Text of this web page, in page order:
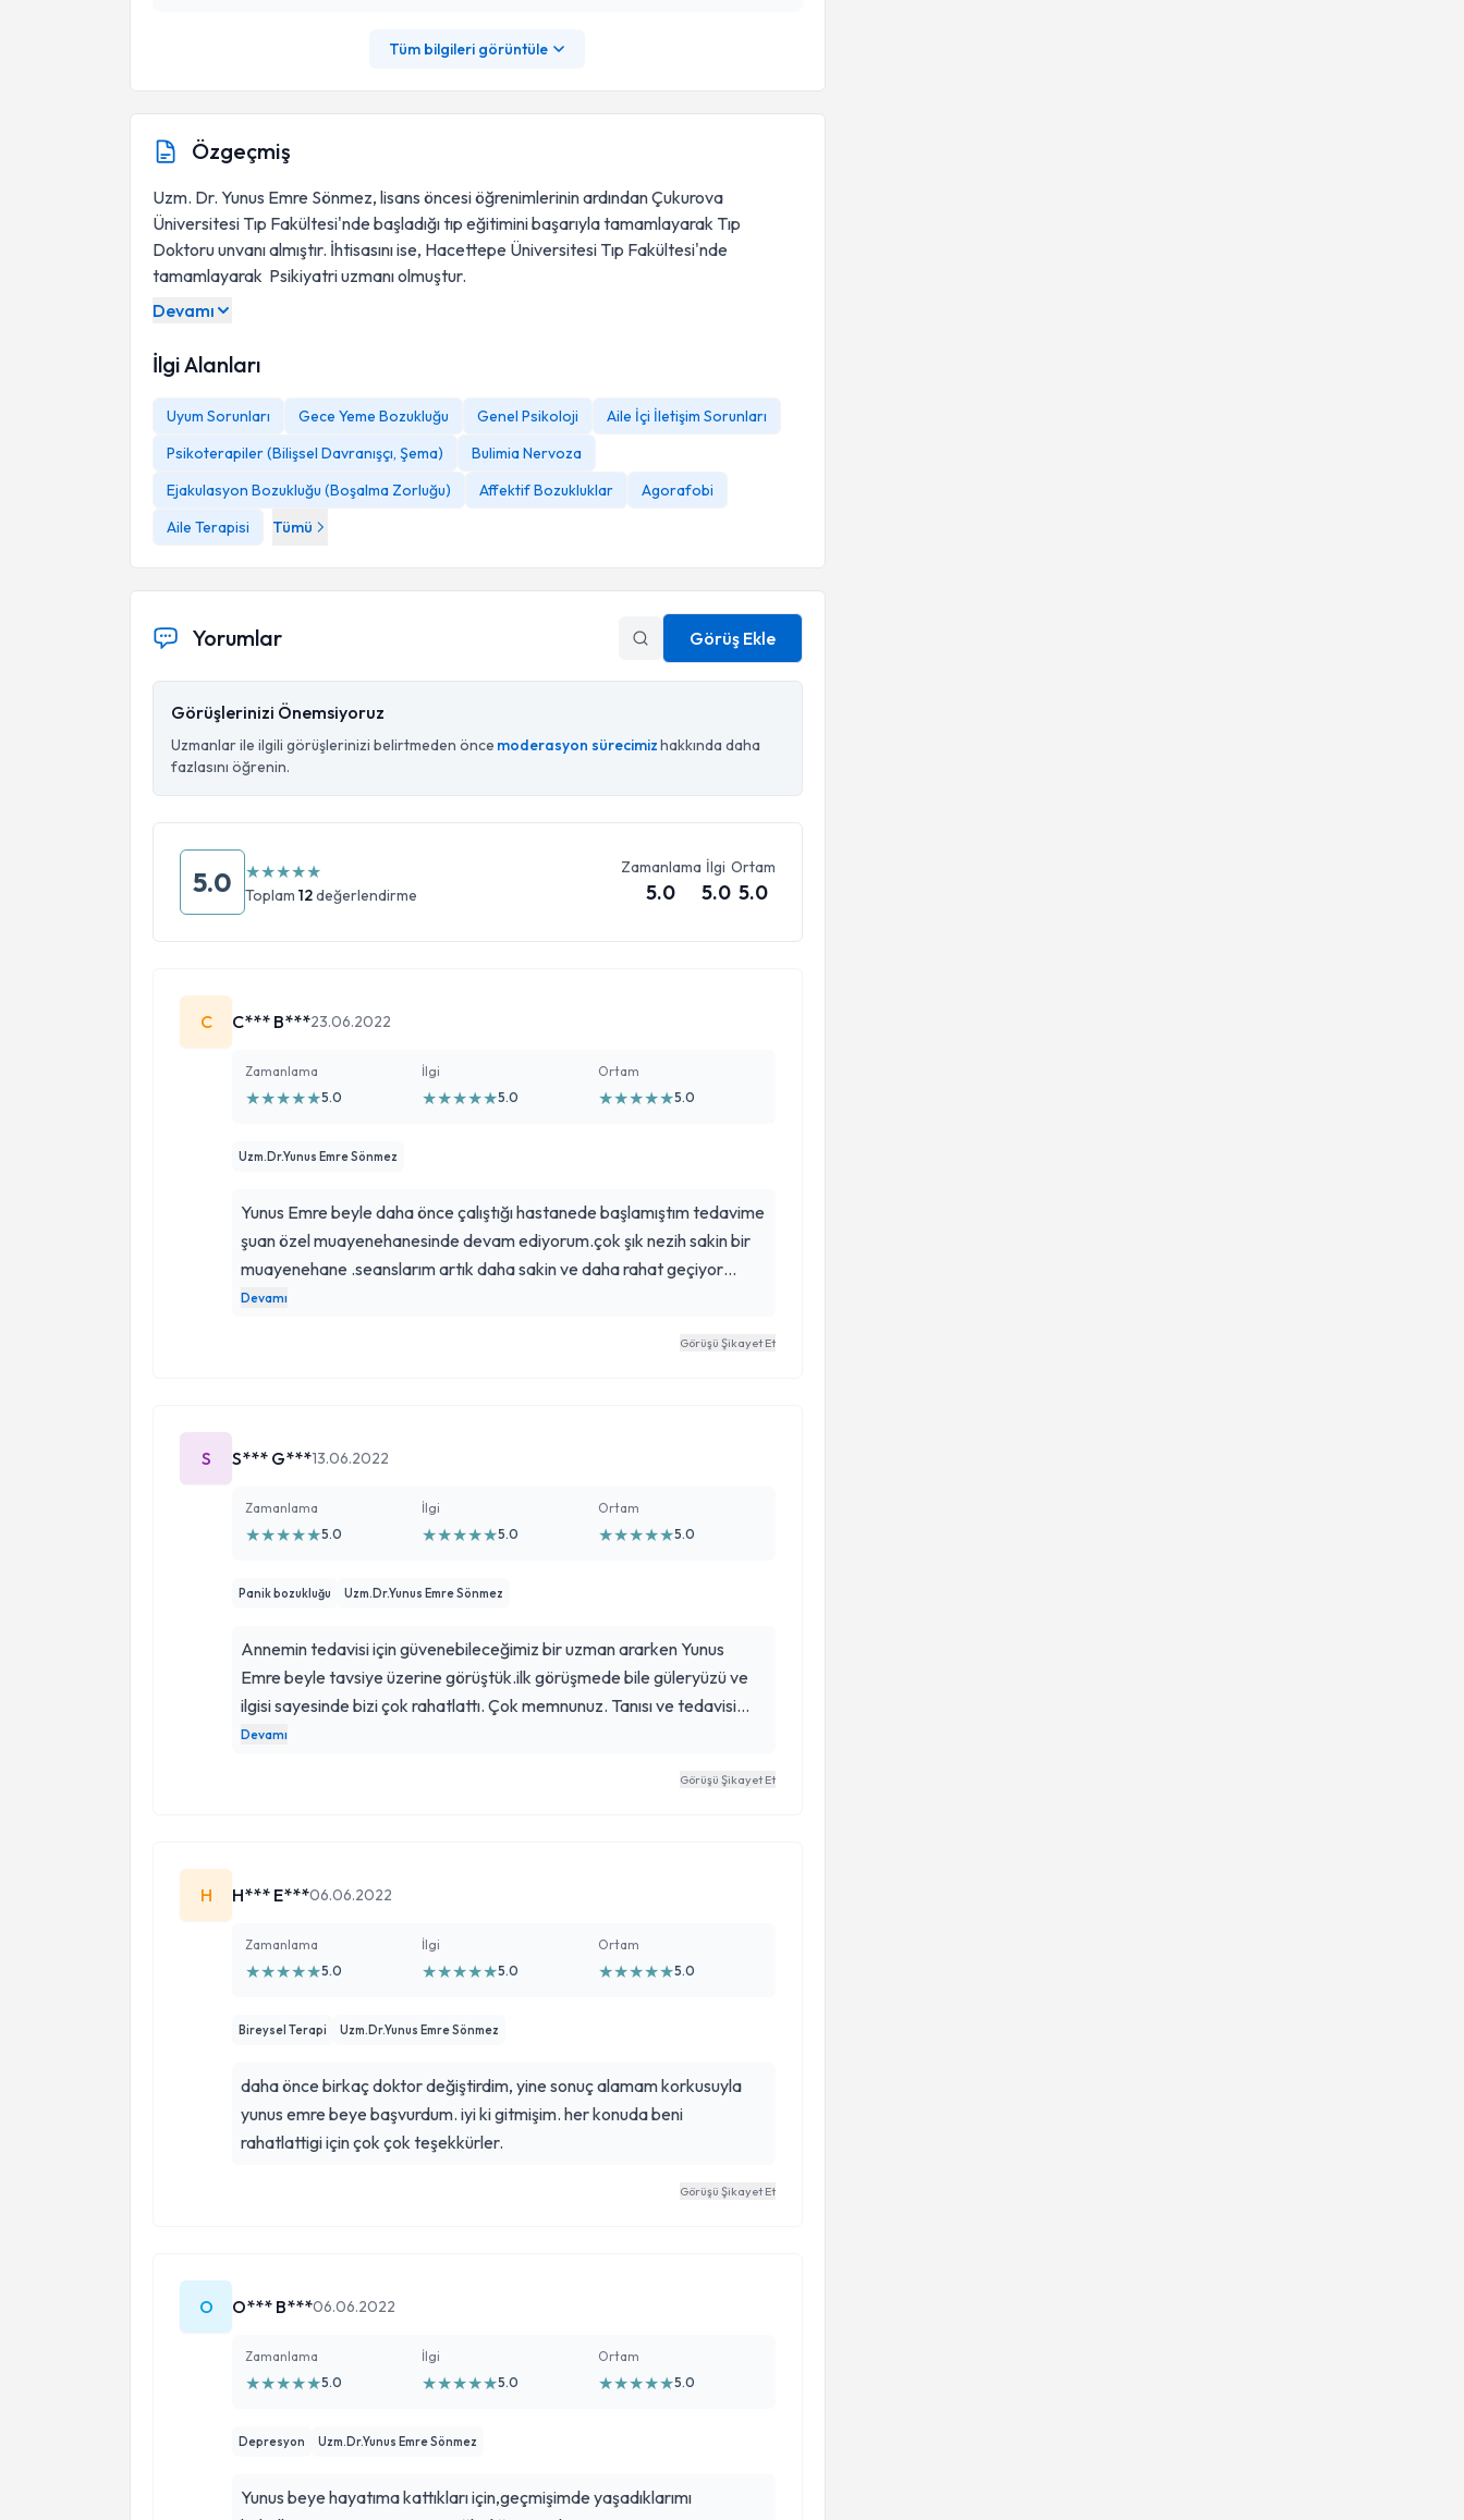
Tüm bilgileri görüntüle
Özgeçmiş
Uzm. Dr. Yunus Emre Sönmez, lisans öncesi öğrenimlerinin ardından Çukurova
Üniversitesi Tıp Fakültesi'nde başladığı tıp eğitimini başarıyla tamamlayarak Tıp
Doktoru unvanı almıştır. İhtisasını ise, Hacettepe Üniversitesi Tıp Fakültesi'nde
tamamlayarak Psikiyatri uzmanı olmuştur.
Devamı
İlgi Alanları
Uyum Sorunları Gece Yeme Bozukluğu Genel Psikoloji
Aile İçi İletişim Sorunları
Psikoterapiler (Bilişsel Davranışçı, Şema)
Bulimia Nervoza
Ejakulasyon Bozukluğu (Boşalma Zorluğu)
Affektif Bozukluklar
Agorafobi
Aile Terapisi
Tümü
Yorumlar Görüş Ekle
Görüşlerinizi Önemsiyoruz
Uzmanlar ile ilgili görüşlerinizi belirtmeden önce moderasyon sürecimizhakkında daha
fazlasını öğrenin.
5.0 ★★★★★
Toplam 12değerlendirme
Zamanlama
5.0
İlgi
5.0
Ortam
5.0
C C*** B***23.06.2022
Zamanlama
★★★★★5.0
İlgi
★★★★★5.0
Ortam
★★★★★5.0
Uzm.Dr.Yunus Emre Sönmez
Yunus Emre beyle daha önce çalıştığı hastanede başlamıştım tedavime
şuan özel muayenehanesinde devam ediyorum.çok şık nezih sakin bir
muayenehane .seanslarım artık daha sakin ve daha rahat geçiyor
diyebilirim. sabrından samimiyetinden ve anlayışından dolayı da
Devamı
Görüşü Şikayet Et
S S*** G***13.06.2022
Zamanlama
★★★★★5.0
İlgi
★★★★★5.0
Ortam
★★★★★5.0
Panik bozukluğu Uzm.Dr.Yunus Emre Sönmez
Annemin tedavisi için güvenebileceğimiz bir uzman ararken Yunus
Emre beyle tavsiye üzerine görüştük.ilk görüşmede bile güleryüzü ve
ilgisi sayesinde bizi çok rahatlattı. Çok memnunuz. Tanısı ve tedavisi
oldukça başarılı. Bundan sonra da seanslarimiza gönül rahatlığıyla
Devamı
Görüşü Şikayet Et
H H*** E***06.06.2022
Zamanlama
★★★★★5.0
İlgi
★★★★★5.0
Ortam
★★★★★5.0
Bireysel Terapi Uzm.Dr.Yunus Emre Sönmez
daha önce birkaç doktor değiştirdim, yine sonuç alamam korkusuyla
yunus emre beye başvurdum. iyi ki gitmişim. her konuda beni
rahatlattigi için çok çok teşekkürler.
Görüşü Şikayet Et
O O*** B***06.06.2022
Zamanlama
★★★★★5.0
İlgi
★★★★★5.0
Ortam
★★★★★5.0
Depresyon Uzm.Dr.Yunus Emre Sönmez
Yunus beye hayatıma kattıkları için,geçmişimde yaşadıklarımı